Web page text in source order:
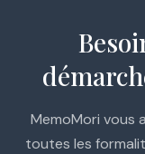
MemoMori vous
toutes les